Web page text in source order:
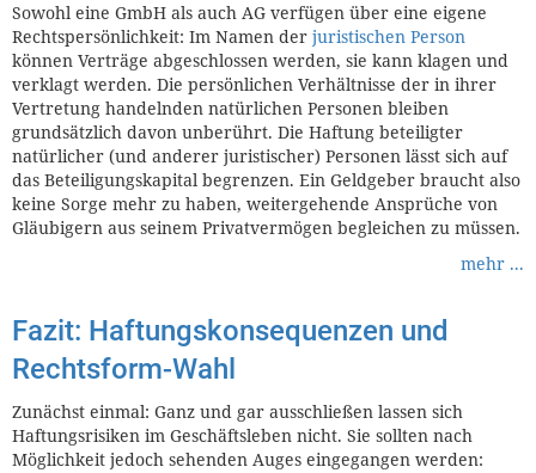
Sowohl eine GmbH als auch AG verfügen über eine eigene
Rechtspersönlichkeit: Im Namen der juristischen Person
können Verträge abgeschlossen werden, sie kann klagen und
verklagt werden. Die persönlichen Verhältnisse der in ihrer
Vertretung handelnden natürlichen Personen bleiben
grundsätzlich davon unberührt. Die Haftung beteiligter
natürlicher (und anderer juristischer) Personen lässt sich auf
das Beteiligungskapital begrenzen. Ein Geldgeber braucht also
keine Sorge mehr zu haben, weitergehende Ansprüche von
Gläubigern aus seinem Privatvermögen begleichen zu müssen.
mehr ...
Fazit: Haftungskonsequenzen und
Rechtsform-Wahl
Zunächst einmal: Ganz und gar ausschließen lassen sich
Haftungsrisiken im Geschäftsleben nicht. Sie sollten nach
Möglichkeit jedoch sehenden Auges eingegangen werden: